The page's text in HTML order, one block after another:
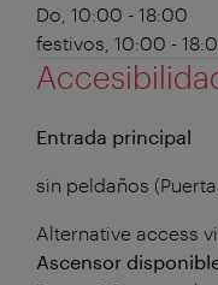
Do, 10:00 - 18:00
festivos, 10:00 -
Entrada principal
sin peldaños
Alternative access
Ascensor